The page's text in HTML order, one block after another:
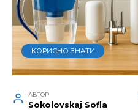
КОРИСНО ЗНАТИ
АВТОР
Sokolovskaj Sofia